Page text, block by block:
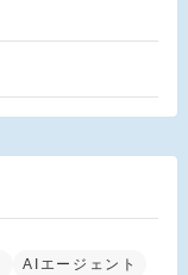
AIエージェント